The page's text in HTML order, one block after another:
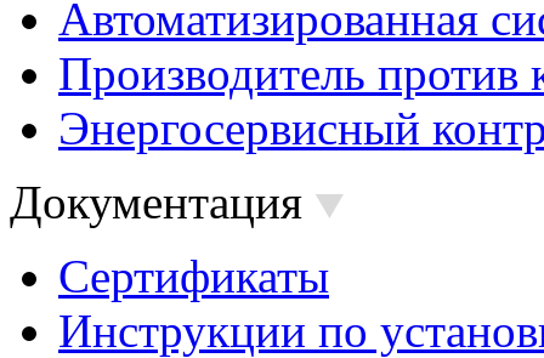
Автоматизированная
Производитель против
Энергосервисный
Документация
Сертификаты
Инструкции по